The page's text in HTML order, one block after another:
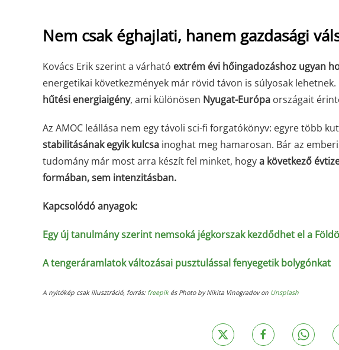
Nem csak éghajlati, hanem gazdasági
Kovács Erik szerint a várható extrém évi hőingadozáshoz ugyan
energetikai következmények már rövid távon is súlyosak lehetnek.
hűtési energiaigény, ami különösen Nyugat-Európa országait
Az AMOC leállása nem egy távoli sci-fi forgatókönyv: egyre több
stabilitásának egyik kulcsa inoghat meg hamarosan. Bár az
tudomány már most arra készít fel minket, hogya következő
formában, sem intenzitásban.
Kapcsolódó anyagok:
Egy új tanulmány szerint nemsoká jégkorszak kezdődhet el a
A tengeráramlatok változásai pusztulással fenyegetik bolygónkat
A nyitókép csak illusztráció, forrás: freepikés Photo by Nikita Vinogradov on Unsplash